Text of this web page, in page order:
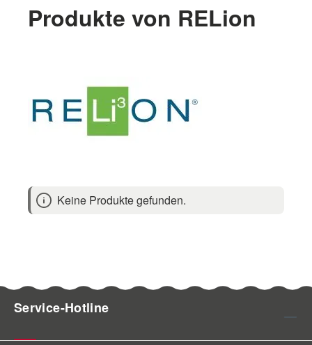
Produkte von RELion
Keine Produkte gefunden.
Service-Hotline